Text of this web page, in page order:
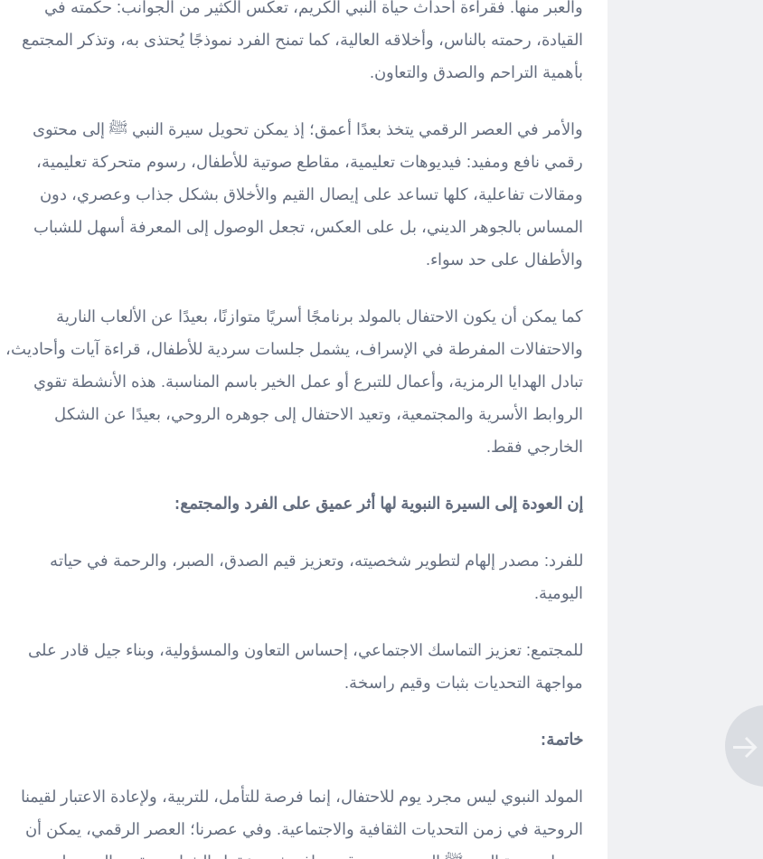
والعبر منها. فقراءة أحداث حياة النبي الكريم، تعكس الكثير من الجوانب: حكمته في
القيادة، رحمته بالناس، وأخلاقه العالية، كما تمنح الفرد نموذجًا يُحتذى به، وتذكر المجتمع
بأهمية التراحم والصدق والتعاون.
والأمر في العصر الرقمي يتخذ بعدًا أعمق؛ إذ يمكن تحويل سيرة النبي ﷺ إلى محتوى
رقمي نافع ومفيد: فيديوهات تعليمية، مقاطع صوتية للأطفال، رسوم متحركة تعليمية،
ومقالات تفاعلية، كلها تساعد على إيصال القيم والأخلاق بشكل جذاب وعصري، دون
المساس بالجوهر الديني، بل على العكس، تجعل الوصول إلى المعرفة أسهل للشباب
والأطفال على حد سواء.
كما يمكن أن يكون الاحتفال بالمولد برنامجًا أسريًا متوازنًا، بعيدًا عن الألعاب النارية
والاحتفالات المفرطة في الإسراف، يشمل جلسات سردية للأطفال، قراءة آيات وأحاديث،
تبادل الهدايا الرمزية، وأعمال للتبرع أو عمل الخير باسم المناسبة. هذه الأنشطة تقوي
الروابط الأسرية والمجتمعية، وتعيد الاحتفال إلى جوهره الروحي، بعيدًا عن الشكل
الخارجي فقط.
إن العودة إلى السيرة النبوية لها أثر عميق على الفرد والمجتمع:
للفرد: مصدر إلهام لتطوير شخصيته، وتعزيز قيم الصدق، الصبر، والرحمة في حياته
اليومية.
للمجتمع: تعزيز التماسك الاجتماعي، إحساس التعاون والمسؤولية، وبناء جيل قادر على
مواجهة التحديات بثبات وقيم راسخة.
خاتمة:
المولد النبوي ليس مجرد يوم للاحتفال، إنما فرصة للتأمل، للتربية، ولإعادة الاعتبار لقيمنا
الروحية في زمن التحديات الثقافية والاجتماعية. وفي عصرنا؛ العصر الرقمي، يمكن أن